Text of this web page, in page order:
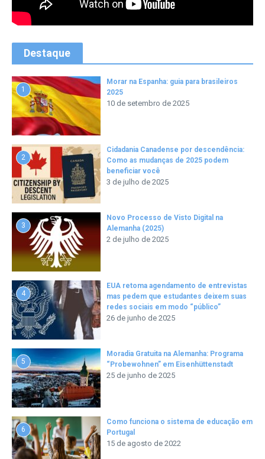
Destaque
1
Morar na Espanha: guia para brasileiros
2025
10 de setembro de 2025
2
Cidadania Canadense por descendência:
Como as mudanças de 2025 podem
beneficiar você
3 de julho de 2025
3
Novo Processo de Visto Digital na
Alemanha (2025)
2 de julho de 2025
4
EUA retoma agendamento de entrevistas
mas pedem que estudantes deixem suas
redes sociais em modo “público”
26 de junho de 2025
5
Moradia Gratuita na Alemanha: Programa
“Probewohnen” em Eisenhüttenstadt
25 de junho de 2025
6
Como funciona o sistema de educação em
Portugal
15 de agosto de 2022